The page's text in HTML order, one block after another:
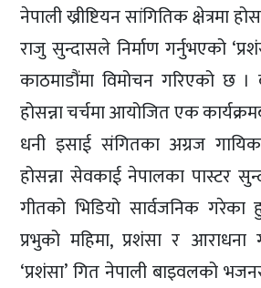
नेपाली ख्रीष्टियन सांगितिक क्षेत्रमा
राजु सुन्दासले निर्माण गर्नुभएको
काठमाडौंमा विमोचन गरिएको छ ।
होसन्ना चर्चमा आयोजित एक
धनी इसाई संगितका अग्रज
होसन्ना सेवकाई नेपालका पास्टर
गीतको भिडियो सार्वजनिक गरेका
प्रभुको महिमा, प्रशंसा र आराधना
‘प्रशंसा’ गित नेपाली बाइवलको